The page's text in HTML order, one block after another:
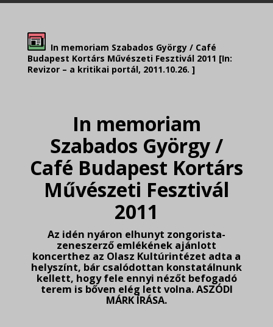
In memoriam Szabados György / Café
Budapest Kortárs Művészeti Fesztivál 2011 [In:
Revizor – a kritikai portál, 2011.10.26. ]
In memoriam
Szabados György /
Café Budapest Kortárs
Művészeti Fesztivál
2011
Az idén nyáron elhunyt zongorista-
zeneszerző emlékének ajánlott
koncerthez az Olasz Kultúrintézet adta a
helyszínt, bár csalódottan konstatálnunk
kellett, hogy fele ennyi nézőt befogadó
terem is bőven elég lett volna. ASZÓDI
MÁRK ÍRÁSA.